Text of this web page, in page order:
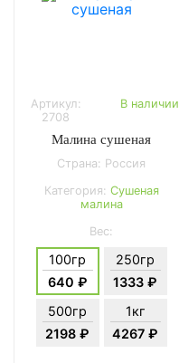
Артикул:
2708
В наличии
Малина сушеная
Страна: Россия
Категория: Сушеная
малина
Вес:
100гр
640 ₽
250гр
1333 ₽
500гр
2198 ₽
1кг
4267 ₽